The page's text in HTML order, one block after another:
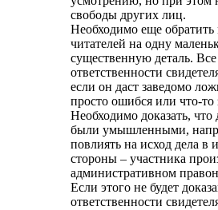
свободы других лиц.
Необходимо еще
читателей на одну
существенную деталь.
ответственности
если он даст заведомо
просто ошибся или что-то
Необходимо доказать, что
были умышленными,
повлиять на исход дела в
стороны – участника
административном
Если этого не будет
ответственности